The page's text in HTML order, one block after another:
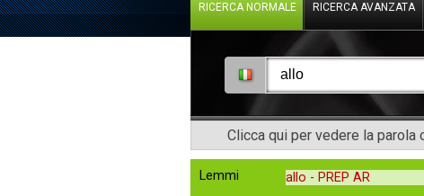
RICERCA NORMALE RICERCA AVANZATA
Clicca qui per vedere la parola
Lemmi allo - PREP AR